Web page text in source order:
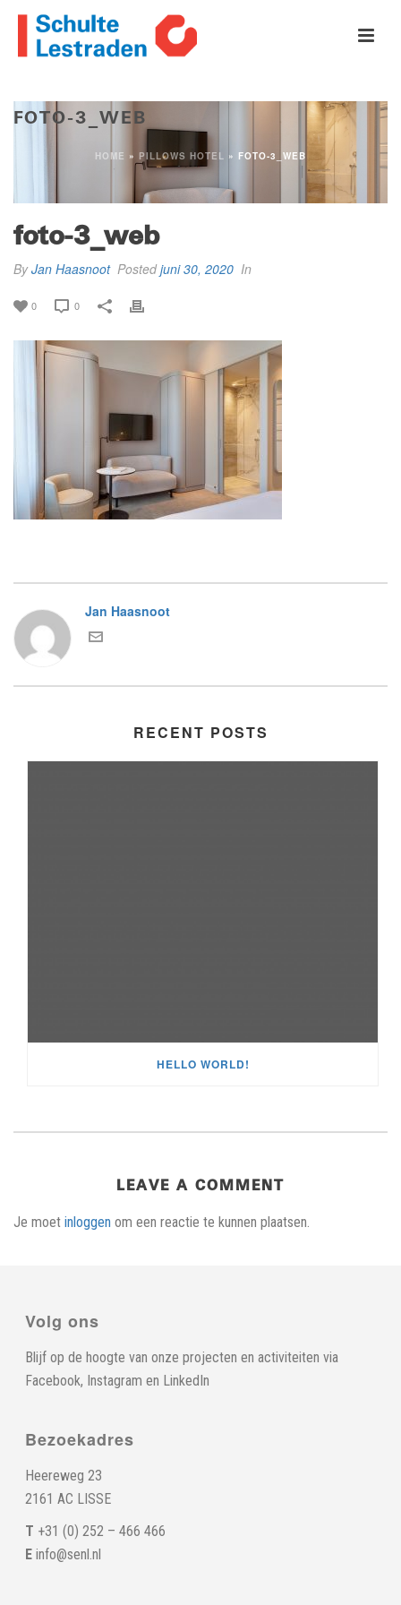
FOTO-3_WEB
HOME » PILLOWS HOTEL » FOTO-3_WEB
foto-3_web
ByJan Haasnoot Postedjuni 30, 2020 In
0 0
Jan Haasnoot
RECENT POSTS
HELLO WORLD!
LEAVE A COMMENT
Je moet inloggen om een reactie te kunnen plaatsen.
Volg ons
Blijf op de hoogte van onze projecten en activiteiten via
Facebook, Instagram en LinkedIn
Bezoekadres
Heereweg 23
2161 AC LISSE
T +31 (0) 252 – 466 466
E info@senl.nl